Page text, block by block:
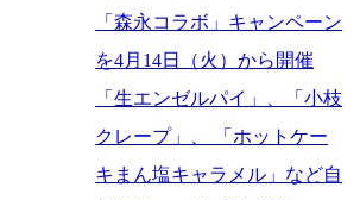
「森永コラボ」キャンペーン
を4月14日（火）から開催
「生エンゼルパイ」、「小枝
クレープ」、 「ホットケー
キまん塩キャラメル」など自